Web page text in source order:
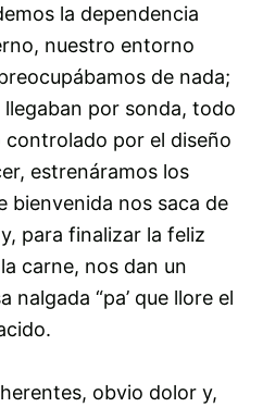
la dependencia
nuestro entorno
de nada;
por sonda, todo
por el diseño
estrenáramos los
bienvenida nos saca de
para finalizar la feliz
carne, nos dan un
nalgada “pa’ que llore el
obvio dolor y,